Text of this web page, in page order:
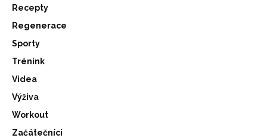
Recepty
Regenerace
Sporty
Trénink
Videa
Výživa
Workout
Začátečníci